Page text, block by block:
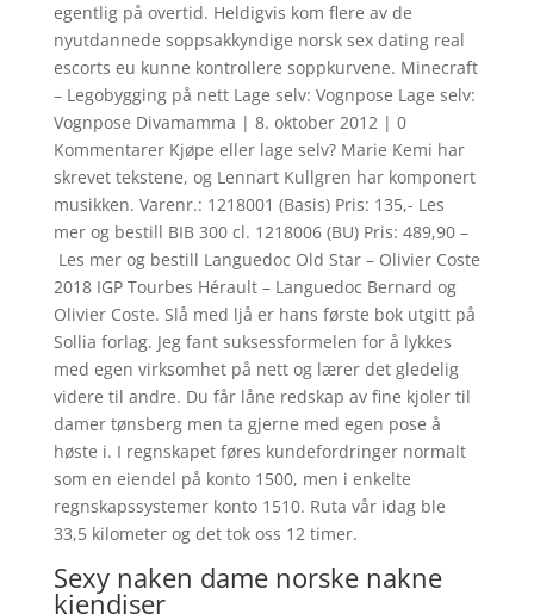
egentlig på overtid. Heldigvis kom flere av de
nyutdannede soppsakkyndige norsk sex dating real
escorts eu kunne kontrollere soppkurvene. Minecraft
– Legobygging på nett Lage selv: Vognpose Lage selv:
Vognpose Divamamma | 8. oktober 2012 | 0
Kommentarer Kjøpe eller lage selv? Marie Kemi har
skrevet tekstene, og Lennart Kullgren har komponert
musikken. Varenr.: 1218001 (Basis) Pris: 135,- Les
mer og bestill BIB 300 cl. 1218006 (BU) Pris: 489,90 –
Les mer og bestill Languedoc Old Star – Olivier Coste
2018 IGP Tourbes Hérault – Languedoc Bernard og
Olivier Coste. Slå med ljå er hans første bok utgitt på
Sollia forlag. Jeg fant suksessformelen for å lykkes
med egen virksomhet på nett og lærer det gledelig
videre til andre. Du får låne redskap av fine kjoler til
damer tønsberg men ta gjerne med egen pose å
høste i. I regnskapet føres kundefordringer normalt
som en eiendel på konto 1500, men i enkelte
regnskapssystemer konto 1510. Ruta vår idag ble
33,5 kilometer og det tok oss 12 timer.
Sexy naken dame norske nakne
kjendiser